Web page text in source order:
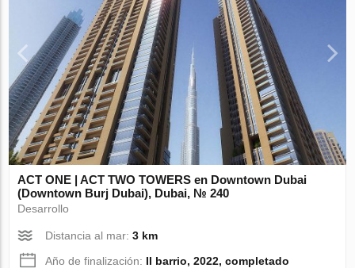
ACT ONE | ACT TWO TOWERS en Downtown Dubai
(Downtown Burj Dubai), Dubai, № 240
Desarrollo
Distancia al mar:3 km
Año de finalización: II barrio, 2022, completado